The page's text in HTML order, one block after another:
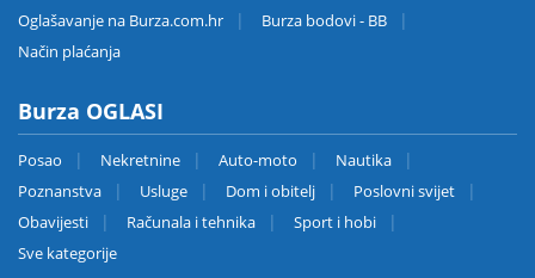
Oglašavanje na Burza.com.hr
Burza bodovi - BB
Način plaćanja
Burza OGLASI
Posao Nekretnine Auto-moto
Nautika
Poznanstva
Usluge Dom i obitelj
Poslovni svijet
Obavijesti
Računala i tehnika
Sport i hobi
Sve kategorije